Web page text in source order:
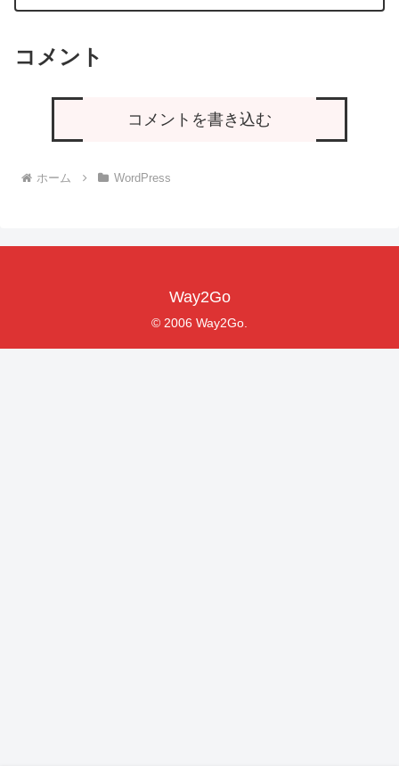
コメント
コメントを書き込む
ホーム WordPress
Way2Go
© 2006 Way2Go.